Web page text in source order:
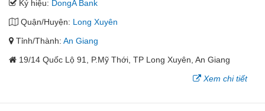
Ký hiệu: DongA Bank
Quận/Huyện: Long Xuyên
Tỉnh/Thành: An Giang
19/14 Quốc Lộ 91, P.Mỹ Thới, TP Long Xuyên, An Giang
Xem chi tiết